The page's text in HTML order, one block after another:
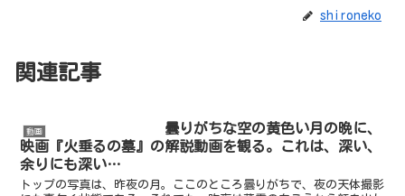
shironeko
関連記事
動画
曇りがちな空の黄色い月の晩に、
映画『火垂るの墓』の解説動画を観る。これは、深い、
余りにも深い…
トップの写真は、昨夜の月。ここのところ曇りがちで、夜の天体撮影